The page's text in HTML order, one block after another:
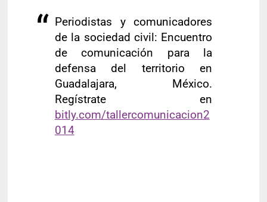
Periodistas y comunicadores
de la sociedad civil: Encuentro
de comunicación para la
defensa del territorio en
Guadalajara, México.
Regístrate en
bitly.com/tallercomunicacion2
014